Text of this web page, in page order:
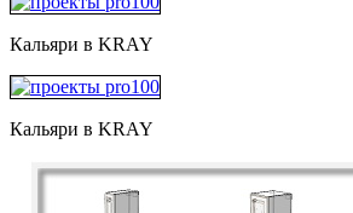
Кальяри в KRAY
Кальяри в KRAY